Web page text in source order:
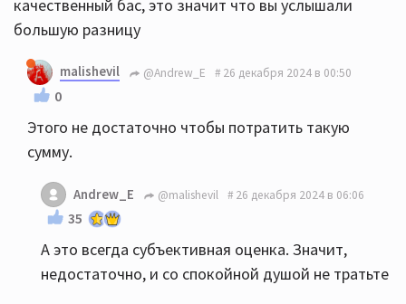
качественный бас, это значит что вы услышали
большую разницу
malishevil @Andrew_E 26 декабря 2024 в 00:50
0
Этого не достаточно чтобы потратить такую
сумму.
Andrew_E @malishevil 26 декабря 2024 в 06:06
35
А это всегда субъективная оценка. Значит,
недостаточно, и со спокойной душой не тратьте